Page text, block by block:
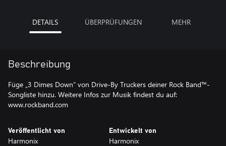
DETAILS ÜBERPRÜFUNGEN MEHR
Beschreibung
Füge „3 Dimes Down“ von Drive-By Truckers deiner Rock Band™-
Songliste hinzu. Weitere Infos zur Musik findest du auf:
www.rockband.com
Veröffentlicht von
Harmonix
Entwickelt von
Harmonix